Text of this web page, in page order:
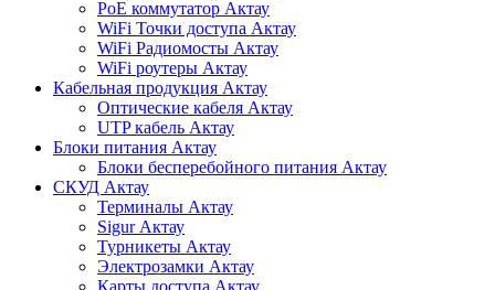
PoE коммутатор Актау
WiFi Точки доступа Актау
WiFi Радиомосты Актау
WiFi роутеры Актау
Кабельная продукция Актау
Оптические кабеля Актау
UTP кабель Актау
Блоки питания Актау
Блоки бесперебойного питания Актау
СКУД Актау
Терминалы Актау
Sigur Актау
Турникеты Актау
Электрозамки Актау